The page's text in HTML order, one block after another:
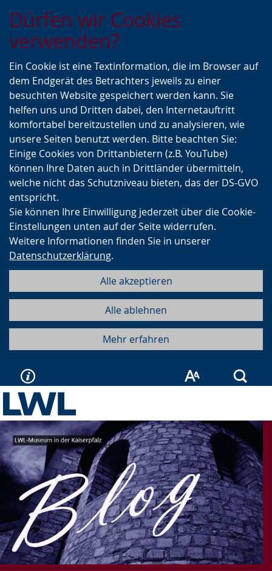
Zur
Hauptnavigation
Zur
Seitennavigation
Zum
Inhalt
Dürfen wir Cookies
verwenden?
Ein Cookie ist eine Textinformation, die im Browser auf
dem Endgerät des Betrachters jeweils zu einer
besuchten Website gespeichert werden kann. Sie
helfen uns und Dritten dabei, den Internetauftritt
komfortabel bereitzustellen und zu analysieren, wie
unsere Seiten benutzt werden. Bitte beachten Sie:
Einige Cookies von Drittanbietern (z.B. YouTube)
können Ihre Daten auch in Drittländer übermitteln,
welche nicht das Schutzniveau bieten, das der DS-GVO
entspricht.
Sie können Ihre Einwilligung jederzeit über die Cookie-
Einstellungen unten auf der Seite widerrufen.
Weitere Informationen finden Sie in unserer
Datenschutzerklärung.
Alle akzeptieren
Alle ablehnen
Mehr erfahren